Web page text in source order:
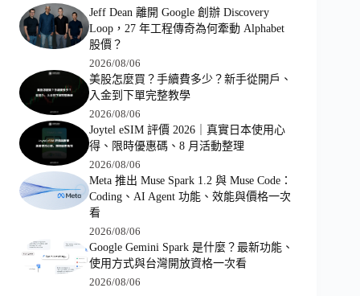
Jeff Dean 離開 Google 創辦 Discovery
Loop，27 年工程傳奇為何牽動 Alphabet
股價？
2026/08/06
美股怎麼買？手續費多少？新手從開戶、
入金到下單完整教學
2026/08/06
Joytel eSIM 評價 2026｜真實日本使用心
得、限時優惠碼、8 月活動整理
2026/08/06
Meta 推出 Muse Spark 1.2 與 Muse Code：
Coding、AI Agent 功能、效能與價格一次
看
2026/08/06
Google Gemini Spark 是什麼？最新功能、
使用方式與台灣開放資格一次看
2026/08/06